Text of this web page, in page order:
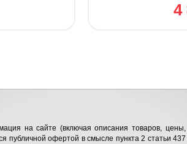
4
на сайте (включая описания товаров,
публичной офертой в смысле пункта 2 статьи